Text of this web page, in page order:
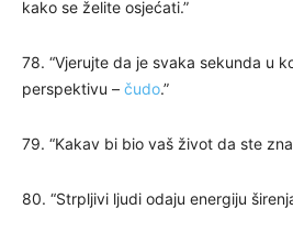
kako se želite osjećati.”
78. “Vjerujte da je svaka sekunda u
perspektivu – čudo.”
79. “Kakav bi bio vaš život da ste
80. “Strpljivi ljudi odaju energiju